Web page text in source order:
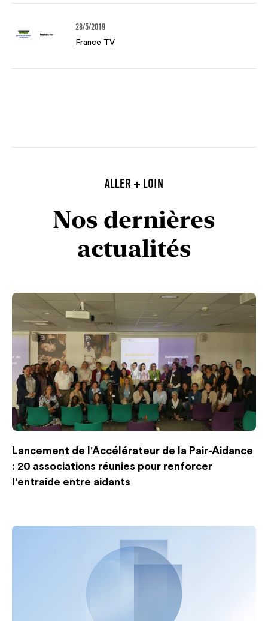
28/5/2019
France TV
ALLER + LOIN
Nos dernières
actualités
Lancement de l'Accélérateur de la Pair-Aidance
: 20 associations réunies pour renforcer
l'entraide entre aidants